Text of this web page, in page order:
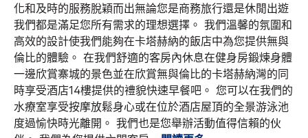
化和及時的服務脫穎而出無論您是商務旅行還是休閒出遊
我們都是滿足您所有需求的理想選擇。 我們溫馨的氛圍和
高效的設計使我們能夠在卡塔赫納的飯店中為您提供無與
倫比的體驗。 在我們舒適的客房內休息在健身房鍛煉身體
一邊欣賞寨城的景色並在欣賞無與倫比的卡塔赫納灣的同
時享受酒店14樓提供的禮貌快速早餐吧。 您可以在我們的
水療室享受按摩放鬆身心或在位於酒店屋頂的全景游泳池
度過愉快時光離開。 我們也是您舉辦活動值得信賴的伙